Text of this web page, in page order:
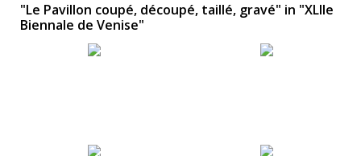
"Le Pavillon coupé, découpé, taillé, gravé" in "XLIIe
Biennale de Venise"